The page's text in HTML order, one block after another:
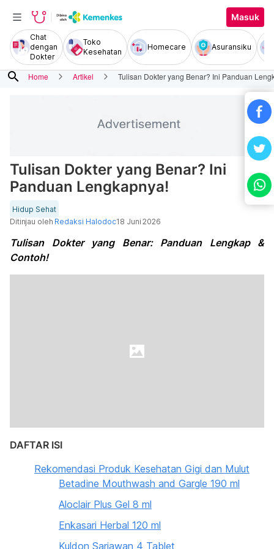
Masuk
Chat
dengan
Dokter
Toko
Kesehatan
Homecare Asuransiku
search Home Artikel Tulisan Dokter yang Benar? Ini Panduan
Tulisan Dokter yang Benar? Ini
Panduan Lengkapnya!
Hidup Sehat
Ditinjau oleh Redaksi Halodoc18 Juni 2026
Tulisan Dokter yang Benar: Panduan Lengkap &
Contoh!
DAFTAR ISI
Rekomendasi Produk Kesehatan Gigi dan Mulut
Betadine Mouthwash and Gargle 190 ml
Aloclair Plus Gel 8 ml
Enkasari Herbal 120 ml
Kuldon Sariawan 4 Tablet